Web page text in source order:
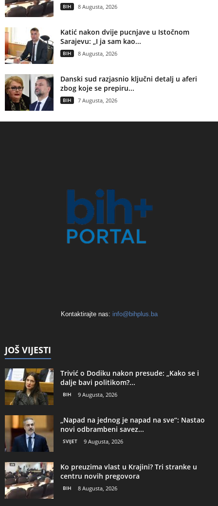
BIH 8 Augusta, 2026
Katić nakon dvije pucnjave u Istočnom
Sarajevu: „I ja sam kao...
BIH 8 Augusta, 2026
Danski sud razjasnio ključni detalj u aferi
zbog koje se prepiru...
BIH 7 Augusta, 2026
Kontaktirajte nas: info@bihplus.ba
JOŠ VIJESTI
Trivić o Dodiku nakon presude: „Kako se i
dalje bavi politikom?...
BIH 9 Augusta, 2026
„Napad na jednog je napad na sve“: Nastao
novi odbrambeni savez...
SVIJET 9 Augusta, 2026
Ko preuzima vlast u Krajini? Tri stranke u
centru novih pregovora
BIH 8 Augusta, 2026